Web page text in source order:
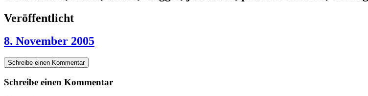
Veröffentlicht
8. November 2005
Schreibe einen Kommentar
Schreibe einen Kommentar